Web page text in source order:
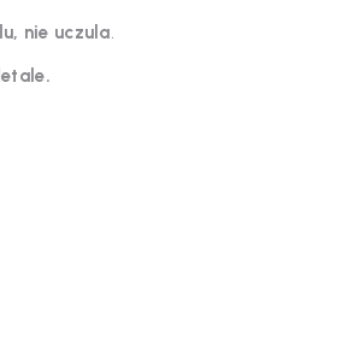
nie uczula